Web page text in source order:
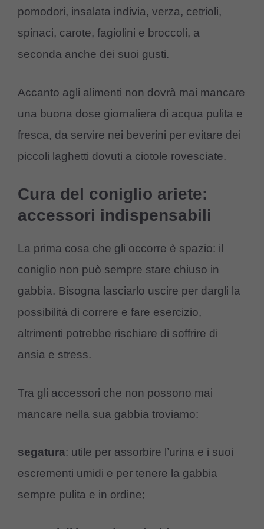
pomodori, insalata indivia, verza, cetrioli,
spinaci, carote, fagiolini e broccoli, a
seconda anche dei suoi gusti.
Accanto agli alimenti non dovrà mai mancare
una buona dose giornaliera di acqua pulita e
fresca, da servire nei beverini per evitare dei
piccoli laghetti dovuti a ciotole rovesciate.
Cura del coniglio ariete:
accessori indispensabili
La prima cosa che gli occorre è spazio: il
coniglio non può sempre stare chiuso in
gabbia. Bisogna lasciarlo uscire per dargli la
possibilità di correre e fare esercizio,
altrimenti potrebbe rischiare di soffrire di
ansia e stress.
Tra gli accessori che non possono mai
mancare nella sua gabbia troviamo:
segatura: utile per assorbire l’urina e i suoi
escrementi umidi e per tenere la gabbia
sempre pulita e in ordine;